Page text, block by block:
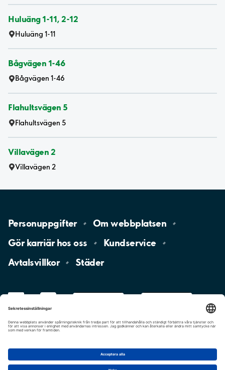
Huluäng 1-11, 2-12
Huluäng 1-11
Bågvägen 1-46
Bågvägen 1-46
Flahultsvägen 5
Flahultsvägen 5
Villavägen 2
Villavägen 2
Personuppgifter Omwebbplatsen
Gör karriär hososs
Kundservice
Avtalsvillkor
Städer